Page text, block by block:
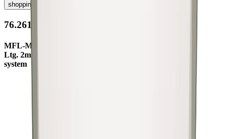
shopping_cart
76.26120.00
MFL-Montagefassung GX53
Ltg. 2m mit Round HV-Stecksy-
system